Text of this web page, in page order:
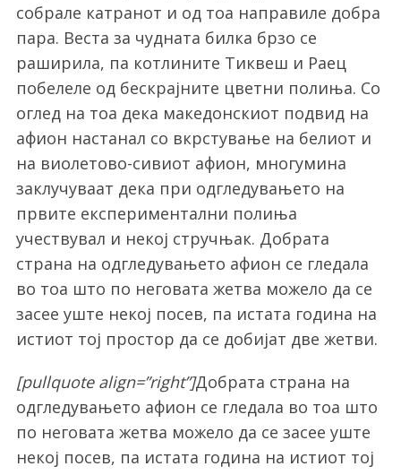
собрале катранот и од тоа направиле добра
пара. Веста за чудната билка брзо се
раширила, па котлините Тиквеш и Раец
побелеле од бескрајните цветни полиња. Со
оглед на тоа дека македонскиот подвид на
афион настанал со вкрстување на белиот и
на виолетово-сивиот афион, многумина
заклучуваат дека при одгледувањето на
првите експериментални полиња
учествувал и некој стручњак. Добрата
страна на одгледувањето афион се гледала
во тоа што по неговата жетва можело да се
засее уште некој посев, па истата година на
истиот тој простор да се добијат две жетви.
[pullquote align=”right”]Добрата страна на
одгледувањето афион се гледала во тоа што
по неговата жетва можело да се засее уште
некој посев, па истата година на истиот тој